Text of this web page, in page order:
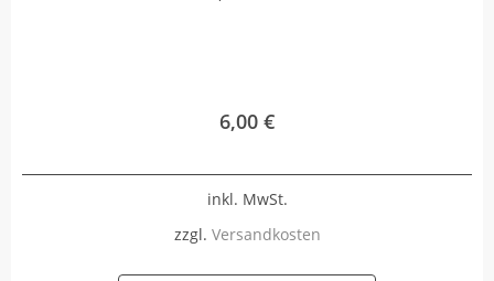
6,00 €
inkl. MwSt.
zzgl. Versandkosten